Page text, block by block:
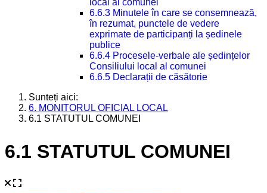
local al comunei
6.6.3 Minutele în care se consemnează,
în rezumat, punctele de vedere
exprimate de participanți la ședinele
publice
6.6.4 Procesele-verbale ale ședințelor
Consiliului local al comunei
6.6.5 Declarații de căsătorie
Sunteți aici:
6. MONITORUL OFICIAL LOCAL
6.1 STATUTUL COMUNEI
6.1 STATUTUL COMUNEI